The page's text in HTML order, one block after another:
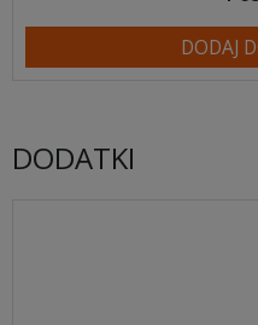
DODAJ
DODATKI